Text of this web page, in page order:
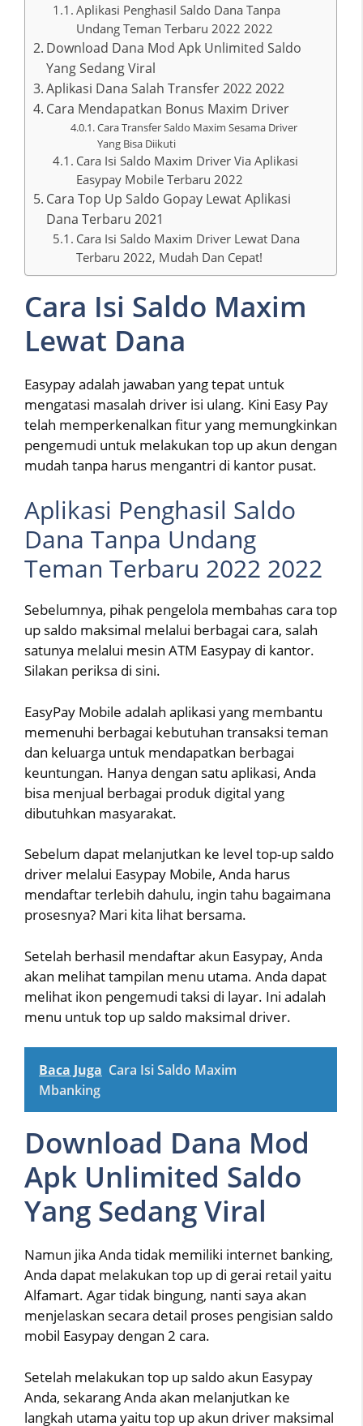
Aplikasi Penghasil Saldo Dana Tanpa
Undang Teman Terbaru 2022 2022
Download Dana Mod Apk Unlimited Saldo
Yang Sedang Viral
Aplikasi Dana Salah Transfer 2022 2022
Cara Mendapatkan Bonus Maxim Driver
Cara Transfer Saldo Maxim Sesama Driver
Yang Bisa Diikuti
Cara Isi Saldo Maxim Driver Via Aplikasi
Easypay Mobile Terbaru 2022
Cara Top Up Saldo Gopay Lewat Aplikasi
Dana Terbaru 2021
Cara Isi Saldo Maxim Driver Lewat Dana
Terbaru 2022, Mudah Dan Cepat!
Cara Isi Saldo Maxim
Lewat Dana
Easypay adalah jawaban yang tepat untuk
mengatasi masalah driver isi ulang. Kini Easy Pay
telah memperkenalkan fitur yang memungkinkan
pengemudi untuk melakukan top up akun dengan
mudah tanpa harus mengantri di kantor pusat.
Aplikasi Penghasil Saldo
Dana Tanpa Undang
Teman Terbaru 2022 2022
Sebelumnya, pihak pengelola membahas cara top
up saldo maksimal melalui berbagai cara, salah
satunya melalui mesin ATM Easypay di kantor.
Silakan periksa di sini.
EasyPay Mobile adalah aplikasi yang membantu
memenuhi berbagai kebutuhan transaksi teman
dan keluarga untuk mendapatkan berbagai
keuntungan. Hanya dengan satu aplikasi, Anda
bisa menjual berbagai produk digital yang
dibutuhkan masyarakat.
Sebelum dapat melanjutkan ke level top-up saldo
driver melalui Easypay Mobile, Anda harus
mendaftar terlebih dahulu, ingin tahu bagaimana
prosesnya? Mari kita lihat bersama.
Setelah berhasil mendaftar akun Easypay, Anda
akan melihat tampilan menu utama. Anda dapat
melihat ikon pengemudi taksi di layar. Ini adalah
menu untuk top up saldo maksimal driver.
Baca Juga Cara Isi Saldo Maxim
Mbanking
Download Dana Mod
Apk Unlimited Saldo
Yang Sedang Viral
Namun jika Anda tidak memiliki internet banking,
Anda dapat melakukan top up di gerai retail yaitu
Alfamart. Agar tidak bingung, nanti saya akan
menjelaskan secara detail proses pengisian saldo
mobil Easypay dengan 2 cara.
Setelah melakukan top up saldo akun Easypay
Anda, sekarang Anda akan melanjutkan ke
langkah utama yaitu top up akun driver maksimal